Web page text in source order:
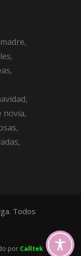
novia
Todos
por Calltek